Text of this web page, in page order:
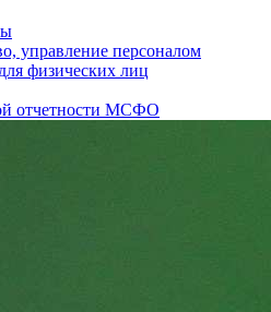
управление персоналом
физических лиц
отчетности МСФО